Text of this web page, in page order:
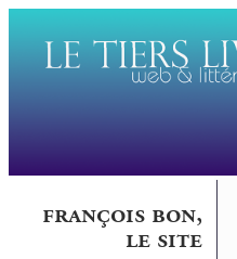
françois bon,
le site